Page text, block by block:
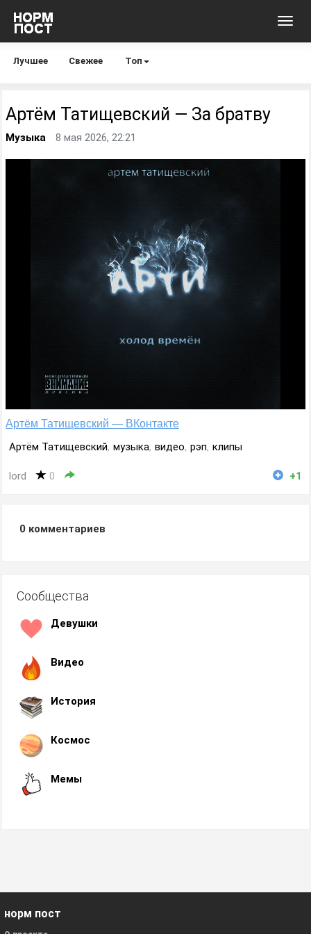
Лучшее Свежее Топ
Артём Татищевский — За братву
Музыка 8 мая 2026, 22:21
Артём Татищевский — ВКонтакте
Артём Татищевский, музыка, видео, рэп, клипы
lord 0 +1
0 комментариев
Сообщества
Девушки
Видео
История
Космос
Мемы
норм пост